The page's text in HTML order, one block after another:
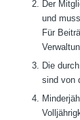
Der
und
Für
Die
sind von